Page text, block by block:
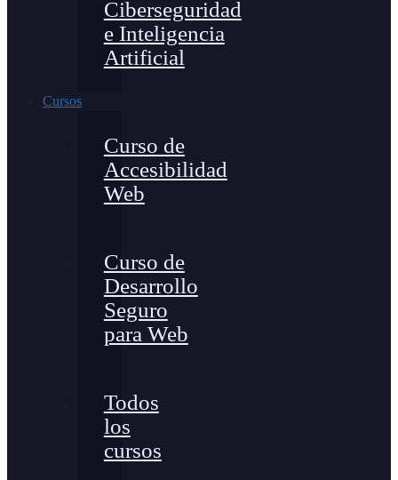
Ciberseguridad
e Inteligencia
Artificial
Cursos
Curso de
Accesibilidad
Web
Curso de
Desarrollo
Seguro
para Web
Todos
los
cursos